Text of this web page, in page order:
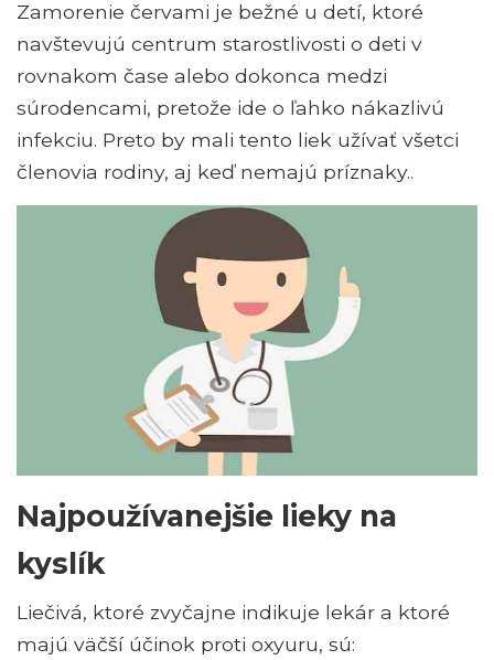
Zamorenie červami je bežné u detí, ktoré
navštevujú centrum starostlivosti o deti v
rovnakom čase alebo dokonca medzi
súrodencami, pretože ide o ľahko nákazlivú
infekciu. Preto by mali tento liek užívať všetci
členovia rodiny, aj keď nemajú príznaky..
Najpoužívanejšie lieky na
kyslík
Liečivá, ktoré zvyčajne indikuje lekár a ktoré
majú väčší účinok proti oxyuru, sú: